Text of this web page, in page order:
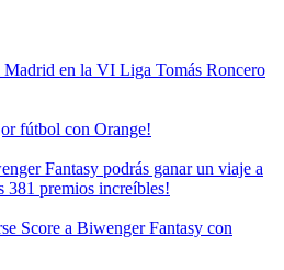
Madrid en la VI Liga Tomás Roncero
fútbol con Orange!
Fantasy podrás ganar un viaje a
premios increíbles!
Score a Biwenger Fantasy con